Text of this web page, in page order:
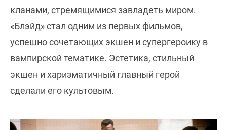
кланами, стремящимися завладеть миром.
«Блэйд» стал одним из первых фильмов,
успешно сочетающих экшен и супергероику в
вампирской тематике. Эстетика, стильный
экшен и харизматичный главный герой
сделали его культовым.